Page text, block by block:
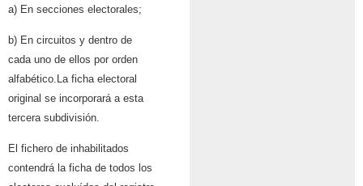
a) En secciones electorales;
b) En circuitos y dentro de
cada uno de ellos por orden
alfabético.La ficha electoral
original se incorporará a esta
tercera subdivisión.
El fichero de inhabilitados
contendrá la ficha de todos los